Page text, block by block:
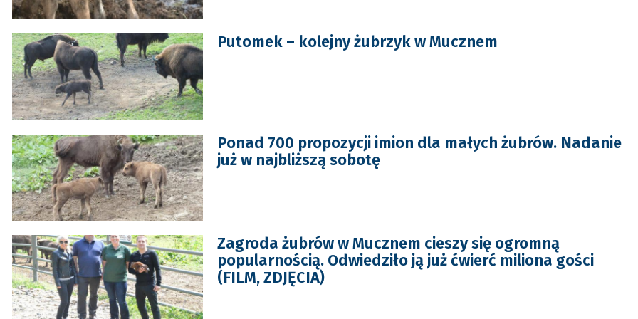
Putomek – kolejny żubrzyk w Mucznem
Ponad 700 propozycji imion dla małych żubrów. Nadanie
już w najbliższą sobotę
Zagroda żubrów w Mucznem cieszy się ogromną
popularnością. Odwiedziło ją już ćwierć miliona gości
(FILM, ZDJĘCIA)